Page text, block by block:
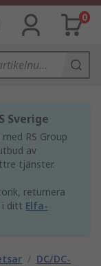
0
Sverige
RS Group
av
tjänster.
returnera
i ditt Elfa-
/ DC/DC-